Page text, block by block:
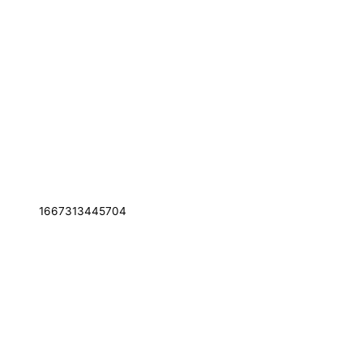
1667313445704